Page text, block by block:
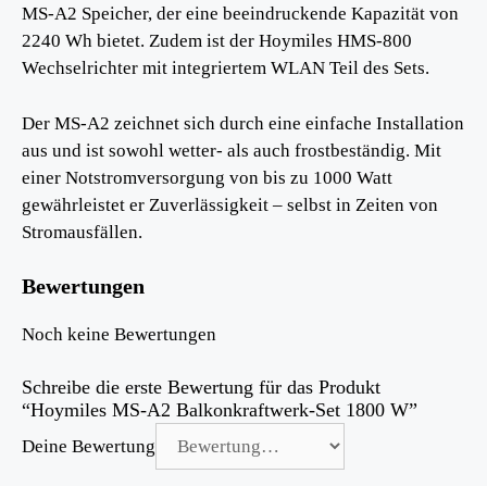
MS-A2 Speicher, der eine beeindruckende Kapazität von
2240 Wh bietet. Zudem ist der Hoymiles HMS-800
Wechselrichter mit integriertem WLAN Teil des Sets.
Der MS-A2 zeichnet sich durch eine einfache Installation
aus und ist sowohl wetter- als auch frostbeständig. Mit
einer Notstromversorgung von bis zu 1000 Watt
gewährleistet er Zuverlässigkeit – selbst in Zeiten von
Stromausfällen.
Bewertungen
Noch keine Bewertungen
Schreibe die erste Bewertung für das Produkt
“Hoymiles MS-A2 Balkonkraftwerk-Set 1800 W”
Deine Bewertung